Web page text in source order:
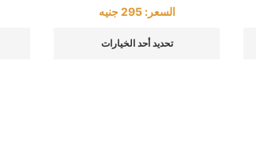
السعر:295 جنيه
تحديد أحد الخيارات